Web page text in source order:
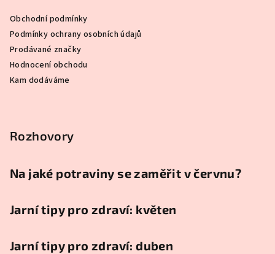
Obchodní podmínky
Podmínky ochrany osobních údajů
Prodávané značky
Hodnocení obchodu
Kam dodáváme
Rozhovory
Na jaké potraviny se zaměřit v červnu?
Jarní tipy pro zdraví: květen
Jarní tipy pro zdraví: duben